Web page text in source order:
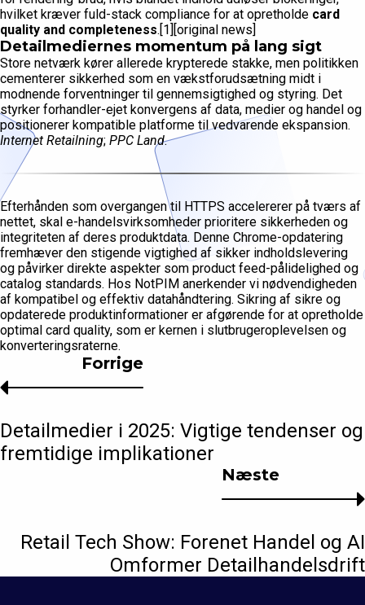
hvilket kræver fuld-stack compliance for at opretholde card
quality and completeness.[1][original news]
Detailmediernes momentum på lang sigt
Store netværk kører allerede krypterede stakke, men politikken
cementerer sikkerhed som en vækstforudsætning midt i
modnende forventninger til gennemsigtighed og styring. Det
styrker forhandler-ejet konvergens af data, medier og handel og
positionerer kompatible platforme til vedvarende ekspansion.
Internet Retailning; PPC Land.
Efterhånden som overgangen til HTTPS accelererer på tværs af
nettet, skal e-handelsvirksomheder prioritere sikkerheden og
integriteten af deres produktdata. Denne Chrome-opdatering
fremhæver den stigende vigtighed af sikker indholdslevering
og påvirker direkte aspekter som product feed-pålidelighed og
catalog standards. Hos NotPIM anerkender vi nødvendigheden
af kompatibel og effektiv datahåndtering. Sikring af sikre og
opdaterede produktinformationer er afgørende for at opretholde
optimal card quality, som er kernen i slutbrugeroplevelsen og
konverteringsraterne.
Næste
Retail Tech Show: Forenet Handel og AI
Omformer Detailhandelsdrift
Forrige
Detailmedier i 2025: Vigtige tendenser og
fremtidige implikationer